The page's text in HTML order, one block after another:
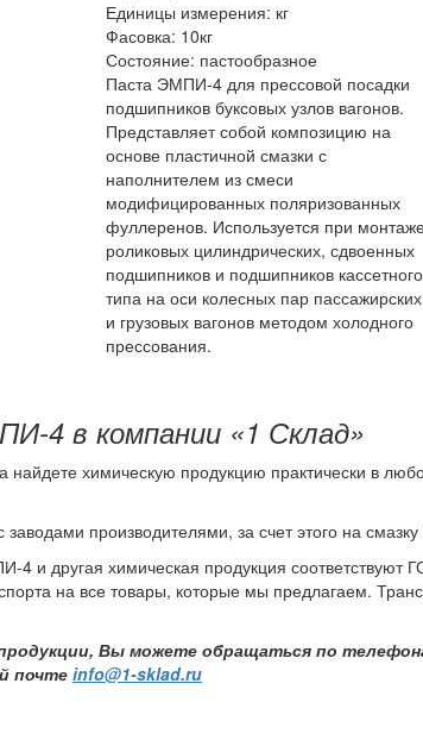
Единицы измерения: кг
Фасовка: 10кг
Состояние: пастообразное
Паста ЭМПИ-4 для прессовой посадки
подшипников буксовых узлов вагонов.
Представляет собой композицию на
основе пластичной смазки с
наполнителем из смеси
модифицированных поляризованных
фуллеренов. Используется при
роликовых цилиндрических, сдвоенных
подшипников и подшипников кассетного
типа на оси колесных пар пассажирских
и грузовых вагонов методом холодного
прессования.
4 в компании «1 Склад»
химическую продукцию практически в
производителями, за счет этого на
4 и другая химическая продукция соответствуют
на все товары, которые мы предлагаем.
Вы можете обращаться по
почтеinfo@1-sklad.ru